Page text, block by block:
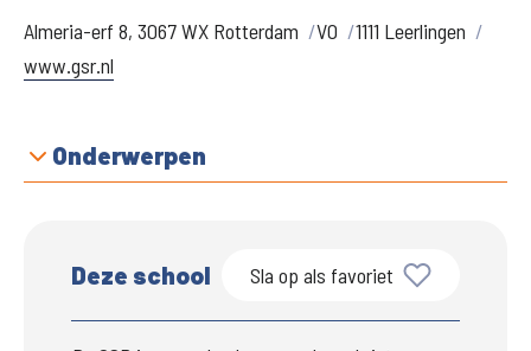
Almeria-erf 8, 3067 WX Rotterdam VO
1111 Leerlingen
www.gsr.nl
Onderwerpen
Deze school Sla op als favoriet